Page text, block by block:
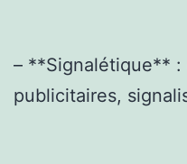
– **Signalétique** :
publicitaires,